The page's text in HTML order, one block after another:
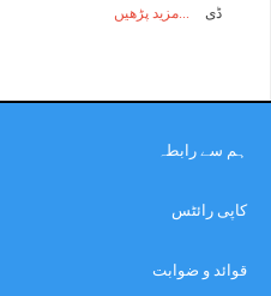
ڈی مزید پڑھیں
ہم سے رابطہ
کاپی رائٹس
قوائد و ضوابت